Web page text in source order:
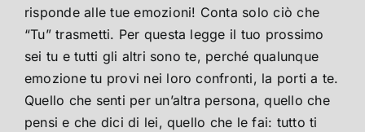
risponde alle tue emozioni! Conta solo ciò che
“Tu” trasmetti. Per questa legge il tuo prossimo
sei tu e tutti gli altri sono te, perché qualunque
emozione tu provi nei loro confronti, la porti a te.
Quello che senti per un’altra persona, quello che
pensi e che dici di lei, quello che le fai: tutto ti